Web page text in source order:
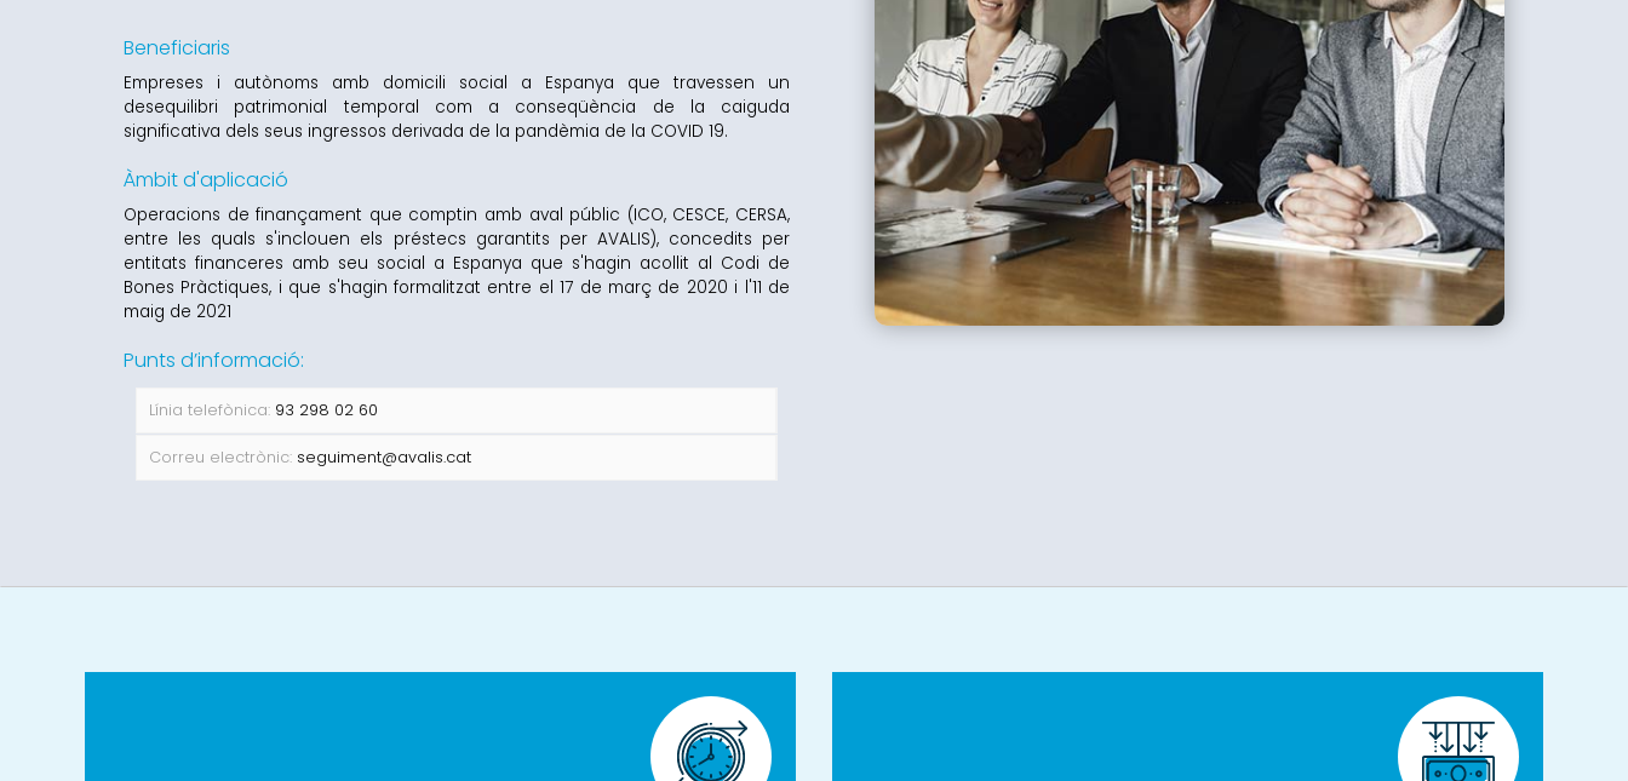
Beneficiaris
Empreses i autònoms amb domicili social a Espanya que travessen un
desequilibri patrimonial temporal com a conseqüència de la caiguda
significativa dels seus ingressos derivada de la pandèmia de la COVID 19.
Àmbit d'aplicació
Operacions de finançament que comptin amb aval públic (ICO, CESCE, CERSA,
entre les quals s'inclouen els préstecs garantits per AVALIS), concedits per
entitats financeres amb seu social a Espanya que s'hagin acollit al Codi de
Bones Pràctiques, i que s'hagin formalitzat entre el 17 de març de 2020 i l'11 de
maig de 2021
Punts d’informació:
Línia telefònica: 93 298 02 60
Correu electrònic: seguiment@avalis.cat